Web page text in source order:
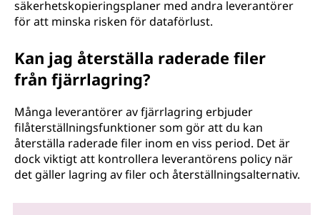
säkerhetskopieringsplaner med andra leverantörer
för att minska risken för dataförlust.
Kan jag återställa raderade filer
från fjärrlagring?
Många leverantörer av fjärrlagring erbjuder
filåterställningsfunktioner som gör att du kan
återställa raderade filer inom en viss period. Det är
dock viktigt att kontrollera leverantörens policy när
det gäller lagring av filer och återställningsalternativ.